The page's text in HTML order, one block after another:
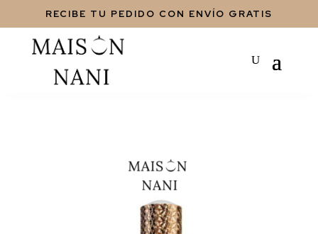
RECIBE TU PEDIDO CON ENVÍO GRATIS